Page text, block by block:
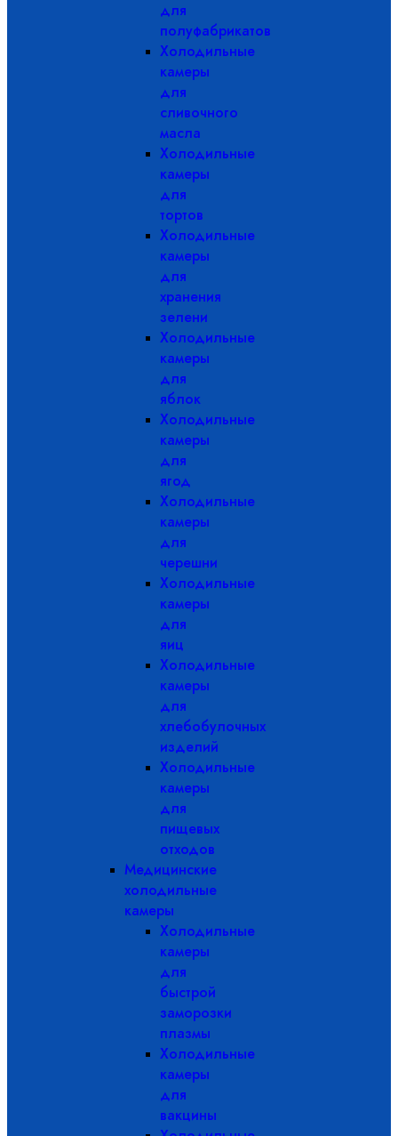
для
полуфабрикатов
Холодильные
камеры
для
сливочного
масла
Холодильные
камеры
для
тортов
Холодильные
камеры
для
хранения
зелени
Холодильные
камеры
для
яблок
Холодильные
камеры
для
ягод
Холодильные
камеры
для
черешни
Холодильные
камеры
для
яиц
Холодильные
камеры
для
хлебобулочных
изделий
Холодильные
камеры
для
пищевых
отходов
Медицинские
холодильные
камеры
Холодильные
камеры
для
быстрой
заморозки
плазмы
Холодильные
камеры
для
вакцины